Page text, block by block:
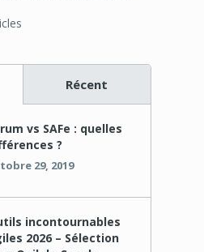
Récent
vs SAFe : quelles
?
29, 2019
incontournables
2026 – Sélection